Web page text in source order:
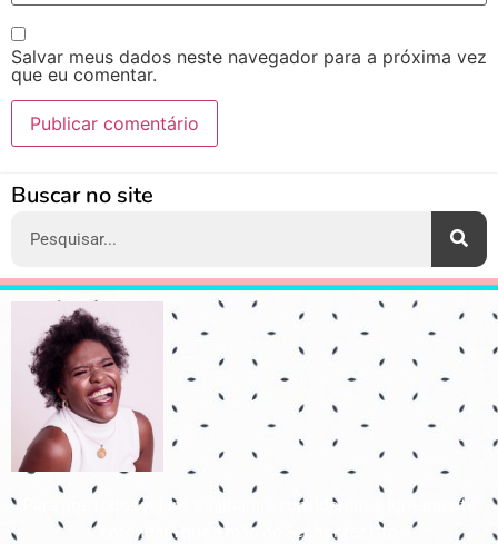
Salvar meus dados neste navegador para a próxima vez
que eu comentar.
Buscar no site
Para que todos vejam, e saibam, e considerem, e juntamente
entendam que a mão do Senhor fez isto